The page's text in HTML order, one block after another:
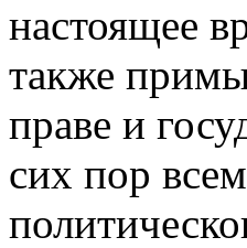
настоящее
также
праве и
сих пор